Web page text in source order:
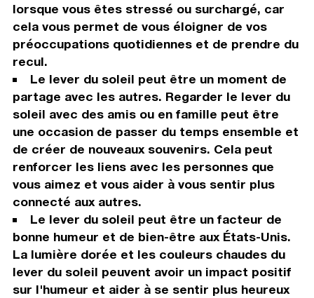
lorsque vous êtes stressé ou surchargé, car
cela vous permet de vous éloigner de vos
préoccupations quotidiennes et de prendre du
recul.
Le lever du soleil peut être un moment de
partage avec les autres. Regarder le lever du
soleil avec des amis ou en famille peut être
une occasion de passer du temps ensemble et
de créer de nouveaux souvenirs. Cela peut
renforcer les liens avec les personnes que
vous aimez et vous aider à vous sentir plus
connecté aux autres.
Le lever du soleil peut être un facteur de
bonne humeur et de bien-être aux États-Unis.
La lumière dorée et les couleurs chaudes du
lever du soleil peuvent avoir un impact positif
sur l'humeur et aider à se sentir plus heureux